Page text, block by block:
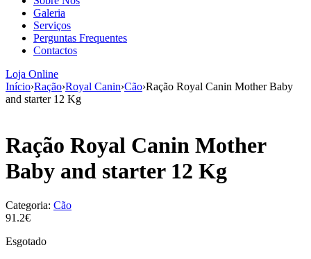
Galeria
Serviços
Perguntas Frequentes
Contactos
Loja Online
Início›Ração›Royal Canin›Cão›Ração Royal Canin Mother Baby
and starter 12 Kg
Ração Royal Canin Mother
Baby and starter 12 Kg
Categoria: Cão
91.2€
Esgotado
aumenta a
probabilidade
de ver
conteúdo e
ofertas